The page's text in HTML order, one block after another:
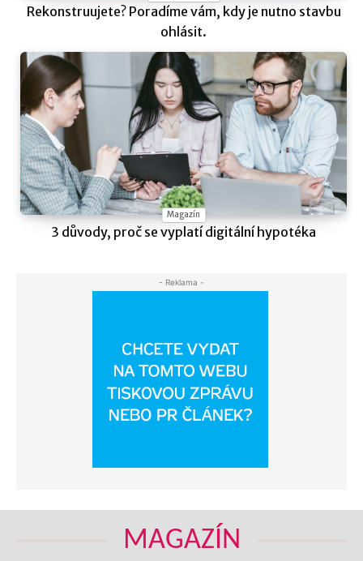
Rekonstruujete? Poradíme vám, kdy je nutno stavbu
ohlásit.
Magazín
3 důvody, proč se vyplatí digitální hypotéka
- Reklama -
MAGAZÍN